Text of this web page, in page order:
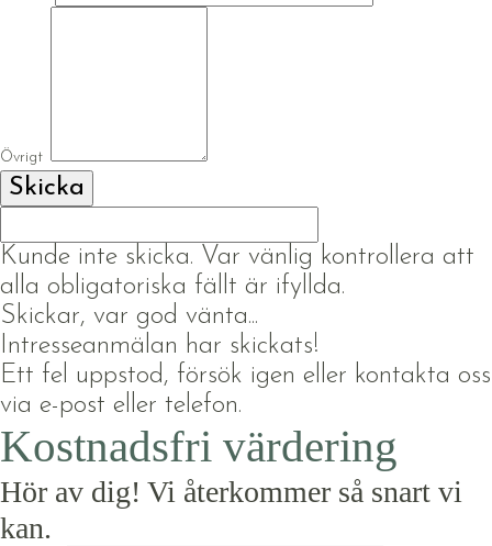
Övrigt
Kunde inte skicka. Var vänlig kontrollera att
alla obligatoriska fällt är ifyllda.
Skickar, var god vänta...
Intresseanmälan har skickats!
Ett fel uppstod, försök igen eller kontakta oss
via e-post eller telefon.
Kostnadsfri värdering
Hör av dig! Vi återkommer så snart vi
kan.